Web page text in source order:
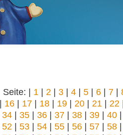
Seite: | 1 | 2 | 3 | 4 | 5 | 6 | 7 |
16| 17| 18| 19| 20| 21 | 22
34| 35| 36| 37| 38| 39| 40
52 | 53| 54| 55| 56| 57| 58